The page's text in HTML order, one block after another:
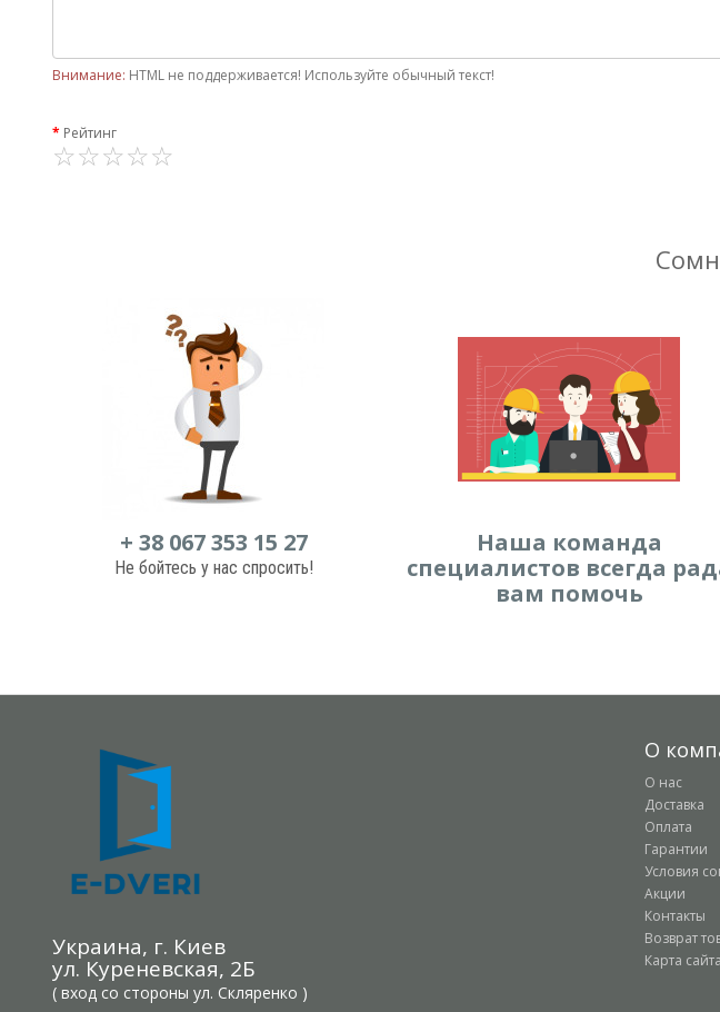
Внимание: HTML не поддерживается! Используйте обычный текст!
Рейтинг
+ 38 067 353 15 27
Не бойтесь у нас спросить!
Наша команда
специалистов всегда
вам помочь
Украина, г. Киев
ул. Куреневская, 2Б
( вход со стороны ул. Скляренко )
О
О нас
Доставка
Оплата
Гарантии
Условия
Акции
Контакты
Возврат
Карта сайта